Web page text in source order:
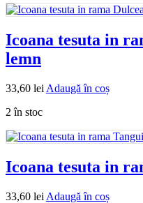
Icoana tesuta in
lemn
33,60 lei Adaugă în coș
2 în stoc
Icoana tesuta in
33,60 lei Adaugă în coș